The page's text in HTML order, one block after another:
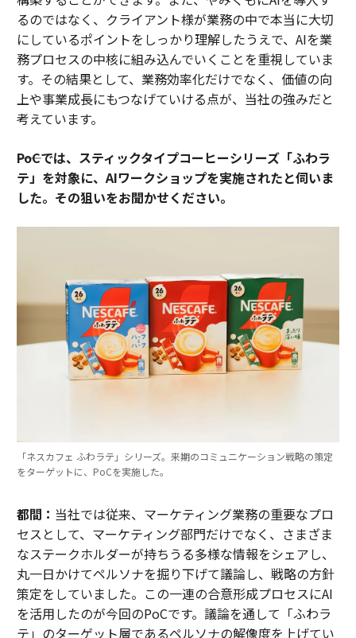
るのではなく、クライアント様が業務の中で本当に大切
にしているポイントをしっかり理解したうえで、AIを業
務プロセスの中核に組み込んでいくことを重視していま
す。その結果として、業務効率化だけでなく、価値の向
上や事業成長にもつなげていける点が、当社の強みだと
考えています。
――PoCでは、スティックタイプコーヒーシリーズ「ふわラ
テ」を対象に、AIワークショップを実施されたと伺いま
した。その狙いをお聞かせください。
「ネスカフェ ふわラテ」シリーズ。来期のコミュニケーション戦略の策定
をターゲットに、PoCを実施した。
都間： 当社では従来、マーケティング業務の重要なプロ
セスとして、マーケティング部門だけでなく、さまざま
なステークホルダーが持ちうる多様な情報をシェアし、
丸一日かけてペルソナを掘り下げて議論し、戦略の方針
策定をしていました。この一連の合意形成プロセスにAI
を活用したのが今回のPoCです。議論を通して「ふわラ
テ」のターゲット層であるペルソナの解像度を上げてい